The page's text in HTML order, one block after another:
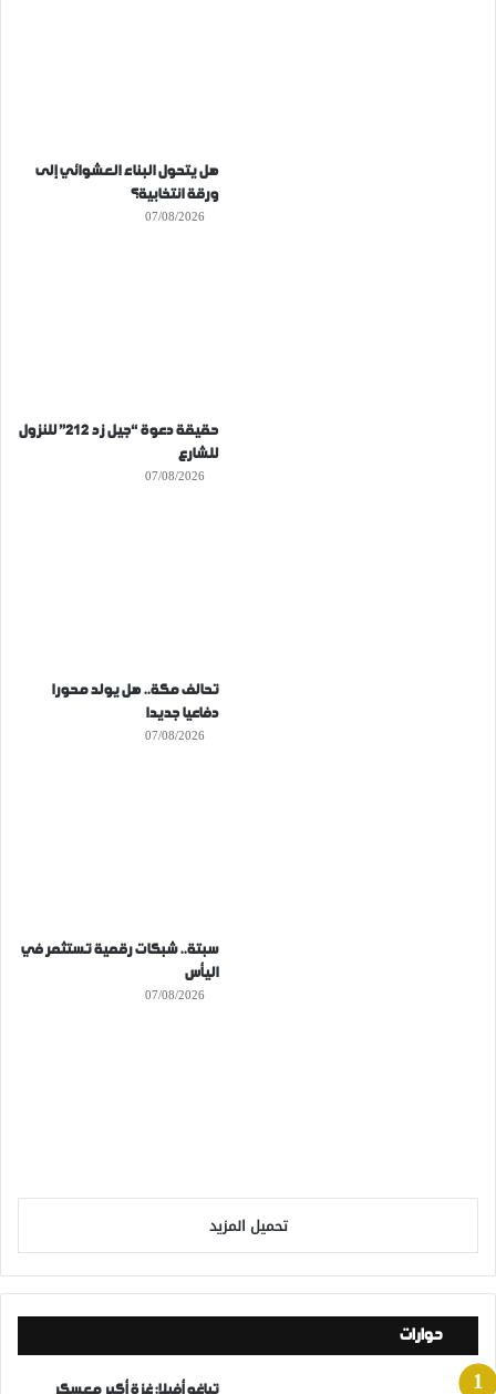
هل يتحول البناء العشوائي إلى
ورقة انتخابية؟
07/08/2026
حقيقة دعوة “جيل زد 212” للنزول
للشارع
07/08/2026
تحالف مكة.. هل يولد محورا
دفاعيا جديدا
07/08/2026
سبتة.. شبكات رقمية تستثمر في
اليأس
07/08/2026
تحميل المزيد
حوارات
تياغو أفيلا: غزة أكبر معسكر